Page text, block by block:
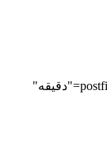
[rt_reading_time label="زمان مطالعه:" postfix="دقیقه"